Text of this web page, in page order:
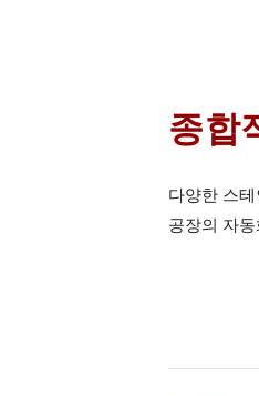
종합
다양한 스
공장의 자